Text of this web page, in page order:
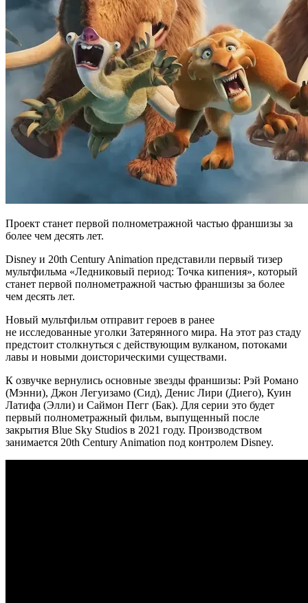
Проект станет первой полнометражной частью франшизы за
более чем десять лет.
Disney и 20th Century Animation представили первый тизер
мультфильма «Ледниковый период: Точка кипения», который
станет первой полнометражной частью франшизы за более
чем десять лет.
Новый мультфильм отправит героев в ранее
не исследованные уголки Затерянного мира. На этот раз стаду
предстоит столкнуться с действующим вулканом, потоками
лавы и новыми доисторическими существами.
К озвучке вернулись основные звезды франшизы: Рэй Романо
(Мэнни), Джон Легуизамо (Сид), Денис Лири (Диего), Куин
Латифа (Элли) и Саймон Пегг (Бак). Для серии это будет
первый полнометражный фильм, выпущенный после
закрытия Blue Sky Studios в 2021 году. Производством
занимается 20th Century Animation под контролем Disney.